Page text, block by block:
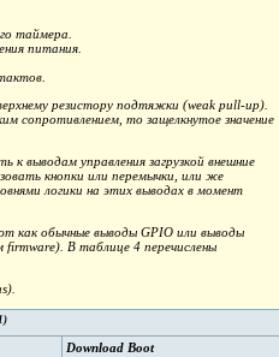
таймера.
питания.
резистору подтяжки (weak pull-up).
сопротивлением, то защелкнутое значение
выводам управления загрузкой внешние
кнопки или перемычки, или же
логики на этих выводах в момент
как обычные выводы GPIO или выводы
В таблице 4 перечислены
Download Boot